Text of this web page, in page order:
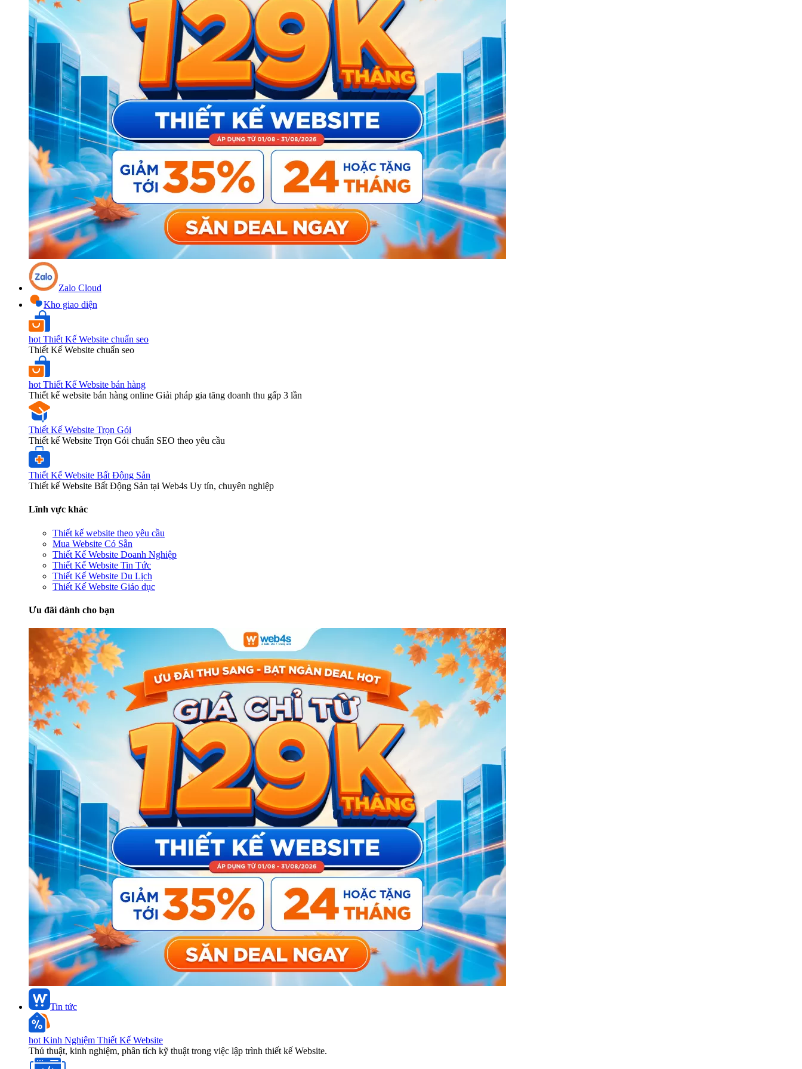
Zalo Cloud
Kho giao diện
hot Thiết Kế Website chuẩn seo
Thiết Kế Website chuẩn seo
hot Thiết Kế Website bán hàng
Thiết kế website bán hàng online Giải pháp gia tăng doanh thu gấp 3 lần
Thiết Kế Website Trọn Gói
Thiết kế Website Trọn Gói chuẩn SEO theo yêu cầu
Thiết Kế Website Bất Động Sản
Thiết kế Website Bất Động Sản tại Web4s Uy tín, chuyên nghiệp
Lĩnh vực khác
Thiết kế website theo yêu cầu
Mua Website Có Sẵn
Thiết Kế Website Doanh Nghiệp
Thiết Kế Website Tin Tức
Thiết Kế Website Du Lịch
Thiết Kế Website Giáo dục
Ưu đãi dành cho bạn
Tin tức
hot Kinh Nghiệm Thiết Kế Website
Thủ thuật, kinh nghiệm, phân tích kỹ thuật trong việc lập trình thiết kế Website.